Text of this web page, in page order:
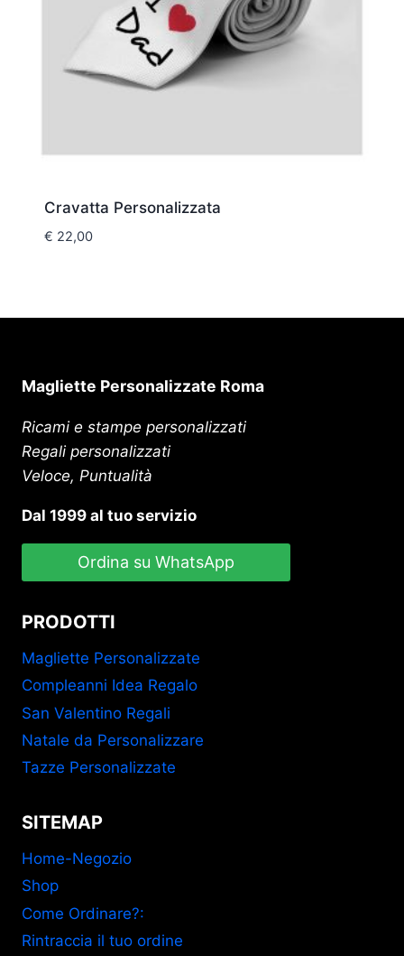
Cravatta Personalizzata
€ 22,00
Magliette Personalizzate Roma
Ricami e stampe personalizzati
Regali personalizzati
Veloce, Puntualità
Dal 1999 al tuo servizio
Ordina su WhatsApp
PRODOTTI
Magliette Personalizzate
Compleanni Idea Regalo
San Valentino Regali
Natale da Personalizzare
Tazze Personalizzate
SITEMAP
Home-Negozio
Shop
Come Ordinare?:
Rintraccia il tuo ordine